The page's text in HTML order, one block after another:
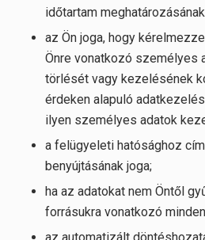
időtartam
az Ön joga, hogy
Önre vonatkozó személyes
törlését vagy kezelésének
érdeken alapuló
ilyen személyes adatok
a felügyeleti hatósághoz
benyújtásának joga;
ha az adatokat nem Öntől
forrásukra vonatkozó
az automatizált